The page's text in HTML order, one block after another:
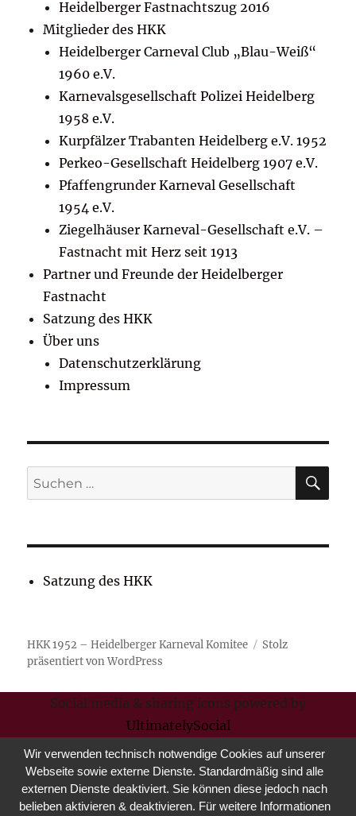
Heidelberger Fastnachtszug 2016
Mitglieder des HKK
Heidelberger Carneval Club „Blau-Weiß“
1960 e.V.
Karnevalsgesellschaft Polizei Heidelberg
1958 e.V.
Kurpfälzer Trabanten Heidelberg e.V. 1952
Perkeo-Gesellschaft Heidelberg 1907 e.V.
Pfaffengrunder Karneval Gesellschaft
1954 e.V.
Ziegelhäuser Karneval-Gesellschaft e.V. –
Fastnacht mit Herz seit 1913
Partner und Freunde der Heidelberger
Fastnacht
Satzung des HKK
Über uns
Datenschutzerklärung
Impressum
Suchen
nach:
Satzung des HKK
HKK 1952 – Heidelberger Karneval Komitee
Stolz
präsentiert von WordPress
Social media & sharing icons powered by
UltimatelySocial
Wir verwenden technisch notwendige Cookies auf unserer
Webseite sowie externe Dienste. Standardmäßig sind alle
externen Dienste deaktiviert. Sie können diese jedoch nach
belieben aktivieren & deaktivieren. Für weitere Informationen